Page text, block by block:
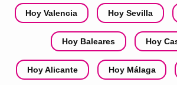
Hoy Valencia Hoy Sevilla
Hoy Baleares Hoy
Hoy Alicante Hoy Málaga